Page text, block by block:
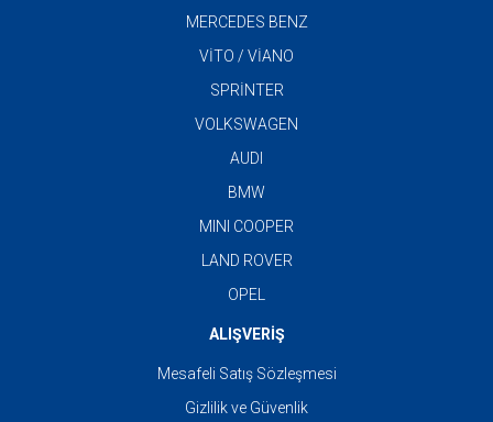
MERCEDES BENZ
VİTO / VİANO
SPRİNTER
VOLKSWAGEN
AUDI
BMW
MINI COOPER
LAND ROVER
OPEL
ALIŞVERİŞ
Mesafeli Satış Sözleşmesi
Gizlilik ve Güvenlik